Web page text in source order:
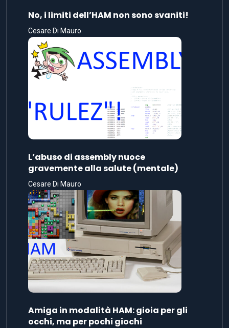
No, i limiti dell’HAM non sono svaniti!
Cesare Di Mauro
L’abuso di assembly nuoce
gravemente alla salute (mentale)
Cesare Di Mauro
Amiga in modalità HAM: gioia per gli
occhi, ma per pochi giochi